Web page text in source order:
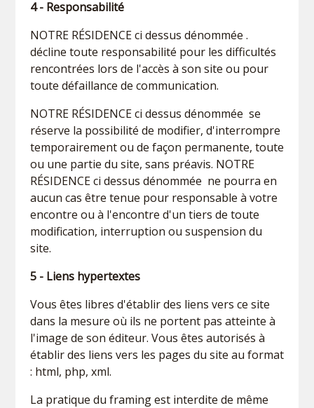
4 - Responsabilité
NOTRE RÉSIDENCE ci dessus dénommée .
décline toute responsabilité pour les difficultés
rencontrées lors de l'accès à son site ou pour
toute défaillance de communication.
NOTRE RÉSIDENCE ci dessus dénommée se
réserve la possibilité de modifier, d'interrompre
temporairement ou de façon permanente, toute
ou une partie du site, sans préavis. NOTRE
RÉSIDENCE ci dessus dénommée ne pourra en
aucun cas être tenue pour responsable à votre
encontre ou à l'encontre d'un tiers de toute
modification, interruption ou suspension du
site.
5 - Liens hypertextes
Vous êtes libres d'établir des liens vers ce site
dans la mesure où ils ne portent pas atteinte à
l'image de son éditeur. Vous êtes autorisés à
établir des liens vers les pages du site au format
: html, php, xml.
La pratique du framing est interdite de même